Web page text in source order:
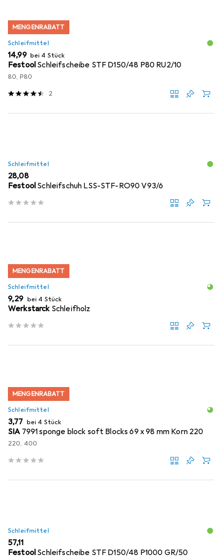
MENGENRABATT
Schleifmittel
EUR
14,99 bei 4 Stück
Festool Schleifscheibe STF D150/48 P80 RU2/10
80, P80
2
Schleifmittel
EUR
28,08
Festool Schleifschuh LSS-STF-RO90 V93/6
MENGENRABATT
Schleifmittel
EUR
9,29 bei 4 Stück
Werkstarck Schleifholz
MENGENRABATT
Schleifmittel
EUR
3,77 bei 4 Stück
SIA 7991 sponge block soft Blocks 69 x 98 mm Korn 220
220, 400
Schleifmittel
EUR
57,11
Festool Schleifscheibe STF D150/48 P1000 GR/50